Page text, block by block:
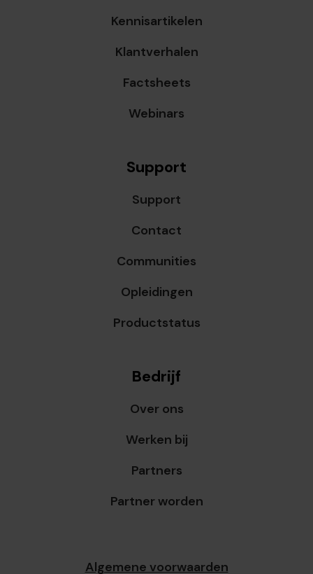
Kennisartikelen
Klantverhalen
Factsheets
Webinars
Support
Support
Contact
Communities
Opleidingen
Productstatus
Bedrijf
Over ons
Werken bij
Partners
Partner worden
Algemene voorwaarden